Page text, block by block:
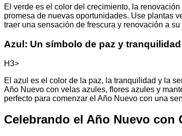
El verde es el color del crecimiento, la
promesa de nuevas oportunidades. Use plantas
traer una sensación de frescura y renovación a su
Azul: Un símbolo de paz y tranquilidad
H3>
El azul es el color de la paz, la tranquilidad y la
Año Nuevo con velas azules, flores azules y
perfecto para comenzar el Año Nuevo con una
Celebrando el Año Nuevo con